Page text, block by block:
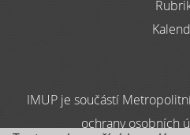
IMUP je součástí
ochrany osobních